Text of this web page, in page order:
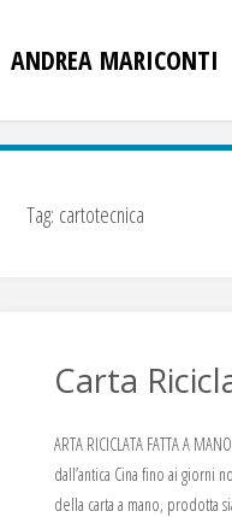
contenuto
ANDREA MARICONTI
Tag: cartotecnica
Carta
ARTA RICICLATA FATTA A
dall’antica Cina fino ai
della carta a mano, prodotta